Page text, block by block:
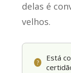
delas é
velhos.
?
Está